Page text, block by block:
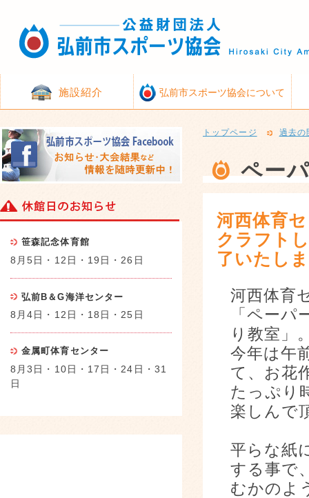
施設紹介 弘前市スポーツ協会について
トップページ 過去の
ペー
河西体育
クラフト
了いたし
河西体育
「ペー
り教室」
今年は午
て、お花
たっぷり
楽しんで
平らな紙
する事で
むかのよ
笹森記念体育館
8月5日・12日・19日・26日
弘前B＆G海洋センター
8月4日・12日・18日・25日
金属町体育センター
8月3日・10日・17日・24日・31
日